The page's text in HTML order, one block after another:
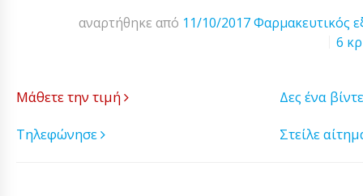
αναρτήθηκε από 11/10/2017 Φαρμακευτικός
6
Μάθετε την τιμή
Δες ένα
Τηλεφώνησε
Στείλε